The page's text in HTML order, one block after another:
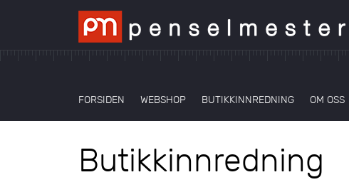
FORSIDEN WEBSHOP BUTIKKINNREDNING OM OSS
Butikkinnredning